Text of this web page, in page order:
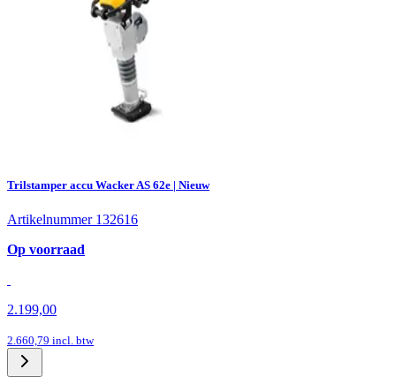
Trilstamper accu Wacker AS 62e | Nieuw
Artikelnummer 132616
Op voorraad
2.199,00
2.660,79 incl. btw